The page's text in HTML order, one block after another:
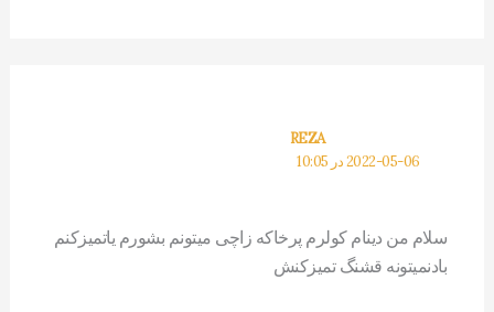
REZA
2022-05-06 در 10:05
سلام من دینام کولرم پرخاکه زاچی میتونم بشورم یاتمیزکنم
بادنمیتونه قشنگ تمیزکنش